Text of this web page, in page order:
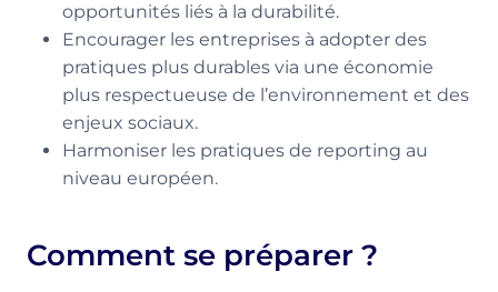
opportunités liés à la durabilité.
Encourager les entreprises à adopter des
pratiques plus durables via une économie
plus respectueuse de l’environnement et des
enjeux sociaux.
Harmoniser les pratiques de reporting au
niveau européen.
Comment se préparer ?